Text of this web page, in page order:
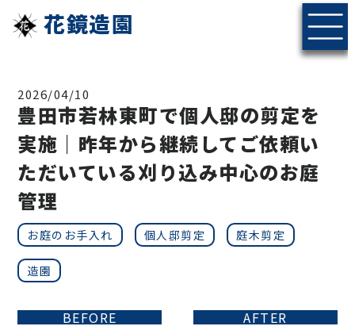
花鏡造園
2026/04/10
豊田市若林東町で個人邸の剪定を
実施｜昨年から継続してご依頼い
ただいている刈り込み中心のお庭
管理
お庭のお手入れ 個人邸剪定 庭木剪定
造園
BEFORE AFTER